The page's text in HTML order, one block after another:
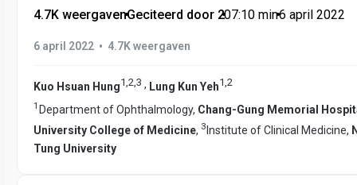
4.7K weergaven•Geciteerd door 2•07:10 min•6 april 2022
6 april 2022 • 4.7K weergaven
Kuo Hsuan Hung1,2,3 , Lung Kun Yeh1,2
1 Department of Ophthalmology, Chang-Gung Memorial
University College of Medicine, 3 Institute of Clinical Medicine,
Tung University